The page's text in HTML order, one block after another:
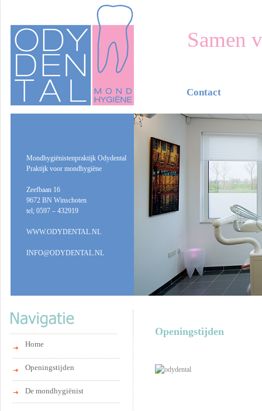
Home
Openingstijden
De mondhygiënist
Openingstijden
Samen
Contact
Mondhygiënistenpraktijk Odydental
Praktijk voor mondhygiëne
Zeefbaan 16
9672 BN Winschoten
tel; 0597 – 432919
WWW.ODYDENTAL.NL
INFO@ODYDENTAL.NL